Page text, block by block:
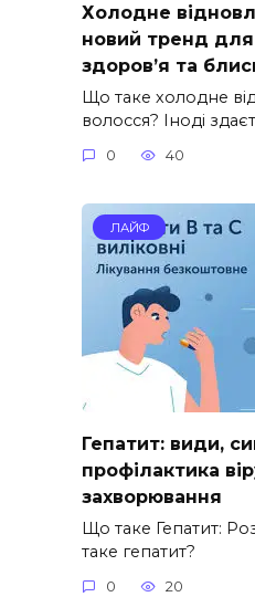
Холодне
новий тренд
здоров’я та
Що таке холодне
волосся? Іноді
0 40
ЛАЙФ
Гепатит: види,
профілактика
захворювання
Що таке Гепатит:
таке гепатит?
0 20